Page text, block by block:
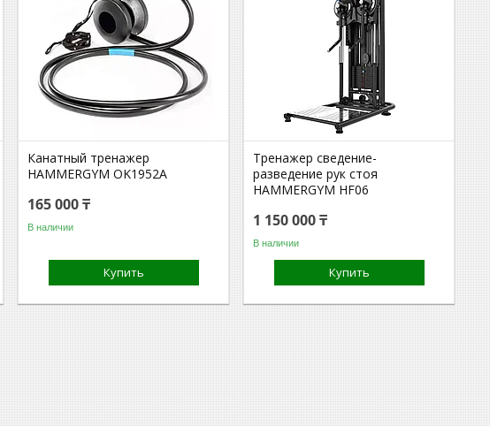
Канатный тренажер
HAMMERGYM OK1952A
165 000 ₸
В наличии
Купить
Тренажер сведение-
разведение рук стоя
HAMMERGYM HF06
1 150 000 ₸
В наличии
Купить